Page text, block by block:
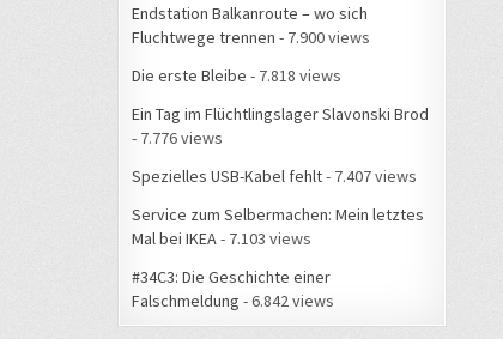
Endstation Balkanroute – wo sich
Fluchtwege trennen - 7.900 views
Die erste Bleibe - 7.818 views
Ein Tag im Flüchtlingslager Slavonski Brod
- 7.776 views
Spezielles USB-Kabel fehlt- 7.407 views
Service zum Selbermachen: Mein letztes
Mal bei IKEA - 7.103 views
#34C3: Die Geschichte einer
Falschmeldung - 6.842 views